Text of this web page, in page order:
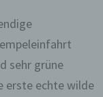
sehr grüne
erste echte wilde